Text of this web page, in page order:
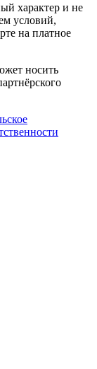
характер и не
условий,
на платное
носить